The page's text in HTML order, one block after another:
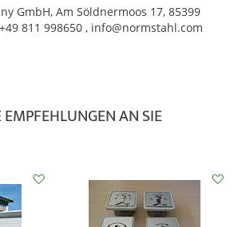
GmbH, Am Söldnermoos 17, 85399
811 998650 , info@normstahl.com
EMPFEHLUNGEN AN SIE
Wunschzettel